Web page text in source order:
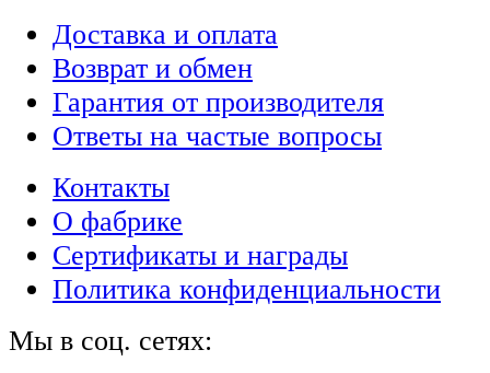
Доставка и оплата
Возврат и обмен
Гарантия от производителя
Ответы на частые вопросы
Контакты
О фабрике
Сертификаты и награды
Политика конфиденциальности
Мы в соц. сетях: